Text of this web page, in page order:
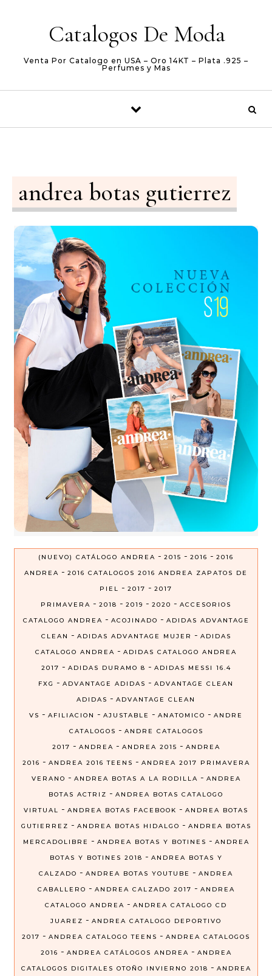
Catalogos De Moda
Venta Por Catalogo en USA – Oro 14KT – Plata .925 –
Perfumes y Mas
andrea botas gutierrez
(NUEVO) CATÁLOGO ANDREA - 2015 - 2016 - 2016
ANDREA - 2016 CATALOGOS 2016 ANDREA ZAPATOS DE
PIEL
- 2017 - 2017
PRIMAVERA - 2018 - 2019 - 2020 - ACCESORIOS
CATALOGO ANDREA - ACOJINADO - ADIDAS ADVANTAGE
CLEAN
- ADIDAS ADVANTAGE MUJER - ADIDAS
CATALOGO ANDREA - ADIDAS CATALOGO ANDREA
2017 - ADIDAS DURAMO 8 - ADIDAS MESSI 16.4
FXG
- ADVANTAGE ADIDAS - ADVANTAGE CLEAN
ADIDAS - ADVANTAGE CLEAN
VS - AFILIACION - AJUSTABLE - ANATOMICO - ANDRE
CATALOGOS - ANDRE CATALOGOS
2017 - ANDREA - ANDREA 2015 - ANDREA
2016 - ANDREA 2016 TEENS - ANDREA 2017 PRIMAVERA
VERANO - ANDREA BOTAS A LA RODILLA - ANDREA
BOTAS ACTRIZ - ANDREA BOTAS CATALOGO
VIRTUAL
- ANDREA BOTAS FACEBOOK - ANDREA BOTAS
GUTIERREZ - ANDREA BOTAS HIDALGO - ANDREA BOTAS
MERCADOLIBRE
- ANDREA BOTAS Y BOTINES - ANDREA
BOTAS Y BOTINES 2018 - ANDREA BOTAS Y
CALZADO - ANDREA BOTAS YOUTUBE - ANDREA
CABALLERO - ANDREA CALZADO 2017 - ANDREA
CATALOGO ANDREA - ANDREA CATALOGO CD
JUAREZ - ANDREA CATALOGO DEPORTIVO
2017 - ANDREA CATALOGO TEENS - ANDREA CATALOGOS
2016 - ANDREA CATÁLOGOS ANDREA - ANDREA
CATALOGOS DIGITALES OTOÑO INVIERNO 2018 - ANDREA